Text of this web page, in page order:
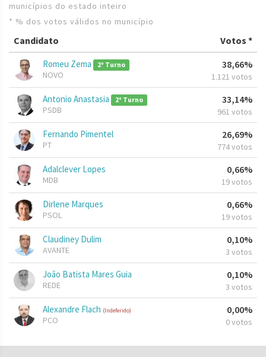
municípios do estado inteiro
* % dos votos válidos no município
Candidato Votos *
Romeu Zema 2º Turno
NOVO
38,66%
1.121 votos
Antonio Anastasia 2º Turno
PSDB
33,14%
961 votos
Fernando Pimentel
PT
26,69%
774 votos
Adalclever Lopes
MDB
0,66%
19 votos
Dirlene Marques
PSOL
0,66%
19 votos
Claudiney Dulim
AVANTE
0,10%
3 votos
João Batista Mares Guia
REDE
0,10%
3 votos
Alexandre Flach (Indeferido)
PCO
0,00%
0 votos